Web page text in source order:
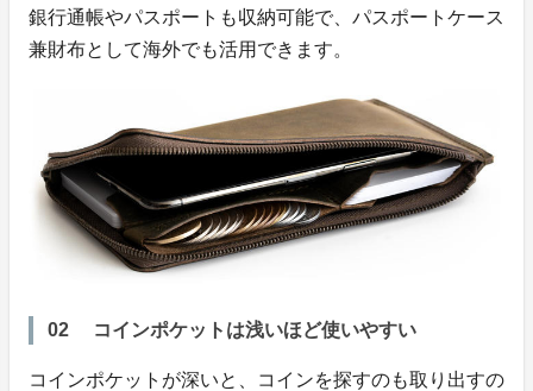
銀行通帳やパスポートも収納可能で、パスポートケース
兼財布として海外でも活用できます。
02 コインポケットは浅いほど使いやすい
コインポケットが深いと、コインを探すのも取り出すの